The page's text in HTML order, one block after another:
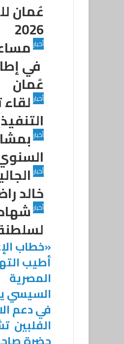
عُمان
2026
أخبار
في
عٌمان
أخبار
أخبار
أخبار
خالد
أخبار
«خطاب
أطيب
المصرية
السيسي
في دعم
الفلبين